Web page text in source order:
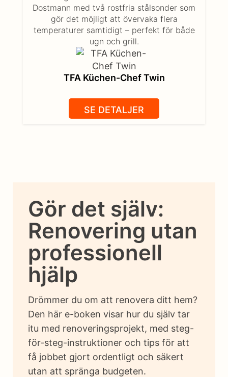
TFA Küchen-Chef Twin
Dostmann med två rostfria stålsonder som
gör det möjligt att övervaka flera
temperaturer samtidigt – perfekt för både
ugn och grill.
SE DETALJER
Gör det själv:
Renovering utan
professionell
hjälp
Drömmer du om att renovera ditt hem?
Den här e-boken visar hur du själv tar
itu med renoveringsprojekt, med steg-
för-steg-instruktioner och tips för att
få jobbet gjort ordentligt och säkert
utan att spränga budgeten.